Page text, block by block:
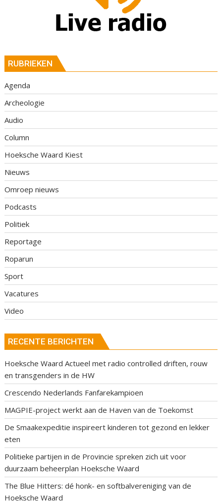
RUBRIEKEN
Agenda
Archeologie
Audio
Column
Hoeksche Waard Kiest
Nieuws
Omroep nieuws
Podcasts
Politiek
Reportage
Roparun
Sport
Vacatures
Video
RECENTE BERICHTEN
Hoeksche Waard Actueel met radio controlled driften, rouw
en transgenders in de HW
Crescendo Nederlands Fanfarekampioen
MAGPIE-project werkt aan de Haven van de Toekomst
De Smaakexpeditie inspireert kinderen tot gezond en lekker
eten
Politieke partijen in de Provincie spreken zich uit voor
duurzaam beheerplan Hoeksche Waard
The Blue Hitters: dé honk- en softbalvereniging van de
Hoeksche Waard